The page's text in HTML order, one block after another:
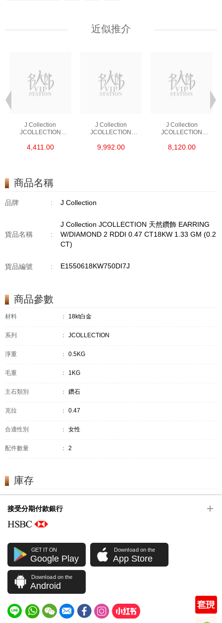
近似推介
J Collection
JCOLLECTION
RDDI 0.48 CT18KR
4,411.00
J Collection
JCOLLECTION
RDDI 1.34 CT18KW
9,992.00
J Collection
JCOLLECTION
W/DIAMOND 7
8,120.00
商品名稱
品牌 : J Collection
貨品名稱 :
J Collection JCOLLECTION 天然鑽飾 EARRING
W/DIAMOND 2 RDDI 0.47 CT18KW 1.33 GM (0.2
CT)
貨品編號 : E1550618KW750DI7J
商品參數
材料 ： 18kt白金
系列 ： JCOLLECTION
淨重 ： 0.5KG
毛重 ： 1KG
主石類別 ： 鑽石
克拉 ： 0.47
合適性別 ： 女性
配件數量 ： 2
庫存
接受分期付款銀行
GET IT ON
Google Play
Download on the
App Store
Download on the
Android